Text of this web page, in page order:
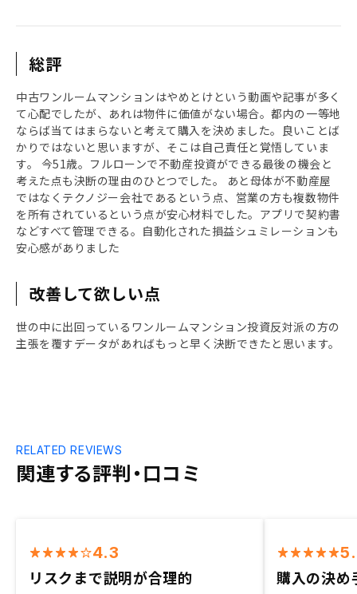
総評
中古ワンルームマンションはやめとけという動画や記事が多く
て心配でしたが、あれは物件に価値がない場合。都内の一等地
ならば当てはまらないと考えて購入を決めました。良いことば
かりではないと思いますが、そこは自己責任と覚悟していま
す。 今51歳。フルローンで不動産投資ができる最後の機会と
考えた点も決断の理由のひとつでした。 あと母体が不動産屋
ではなくテクノジー会社であるという点、営業の方も複数物件
を所有されているという点が安心材料でした。アプリで契約書
などすべて管理できる。自動化された損益シュミレーションも
安心感がありました
改善して欲しい点
世の中に出回っているワンルームマンション投資反対派の方の
主張を覆すデータがあればもっと早く決断できたと思います。
関連する評判・口コミ
RELATED REVIEWS
4.3
リスクまで説明が合理的 購入の決め